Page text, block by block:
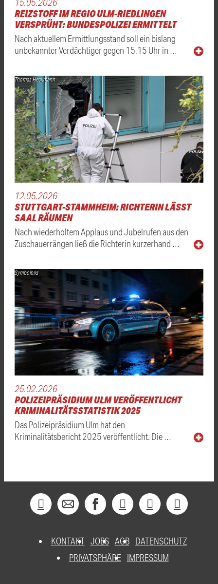
15.05.2026
REIZSTOFF IM REGIO ULM-RIEDLINGEN
VERSPRÜHT: BUNDESPOLIZEI ERMITTELT
Nach aktuellem Ermittlungsstand soll ein bislang
unbekannter Verdächtiger gegen 15.15 Uhr in …
Thomas Heckmann
12.05.2026
STUTTGART-STAMMHEIM: RICHTERIN LÄSST
SAAL RÄUMEN
Nach wiederholtem Applaus und Jubelrufen aus den
Zuschauerrängen ließ die Richterin kurzerhand …
Symbolbild
25.02.2026
POLIZEIPRÄSIDIUM ULM VERÖFFENTLICHT
KRIMINALITÄTSSTATISTIK 2025
Das Polizeipräsidium Ulm hat den
Kriminalitätsbericht 2025 veröffentlicht. Die …
KONTAKT JOBS AGB DATENSCHUTZ
PRIVATSPHÄRE
IMPRESSUM